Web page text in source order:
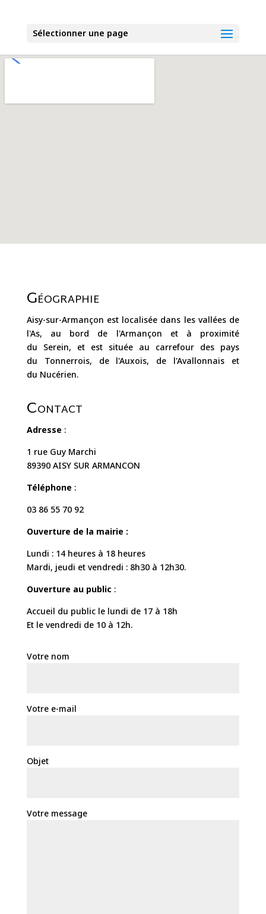
Sélectionner une page
Géographie
Aisy-sur-Armançon est localisée dans les vallées de
l'As, au bord de l'Armançon et à proximité
du Serein, et est située au carrefour des pays
du Tonnerrois, de l'Auxois, de l'Avallonnais et
du Nucérien.
Contact
Adresse :
1 rue Guy Marchi
89390 AISY SUR ARMANCON
Téléphone :
03 86 55 70 92
Ouverture de la mairie :
Lundi : 14 heures à 18 heures
Mardi, jeudi et vendredi : 8h30 à 12h30.
Ouverture au public :
Accueil du public le lundi de 17 à 18h
Et le vendredi de 10 à 12h.
Votre nom
Votre e-mail
Objet
Votre message